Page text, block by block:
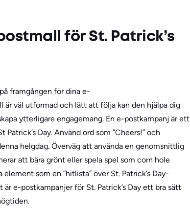
för St. Patrick’s
framgången för dina e-
är väl utformad och lätt att följa kan den hjälpa dig
ytterligare engagemang. En e-postkampanj är ett
Day. Använd ord som ”Cheers!” och
helgdag. Överväg att använda en genomsnittlig
att bära grönt eller spela spel som corn hole
som en ”hitlista” över St. Patrick’s Day-
e-postkampanjer för St. Patrick’s Day ett bra sätt